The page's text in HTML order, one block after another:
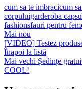
cum sa te imbracicum
corpuluigarderoba
fashionsfauri pentru
Mai nou
[VIDEO] Testez
Înapoi la listă
Mai vechi Ședințe
COOL!